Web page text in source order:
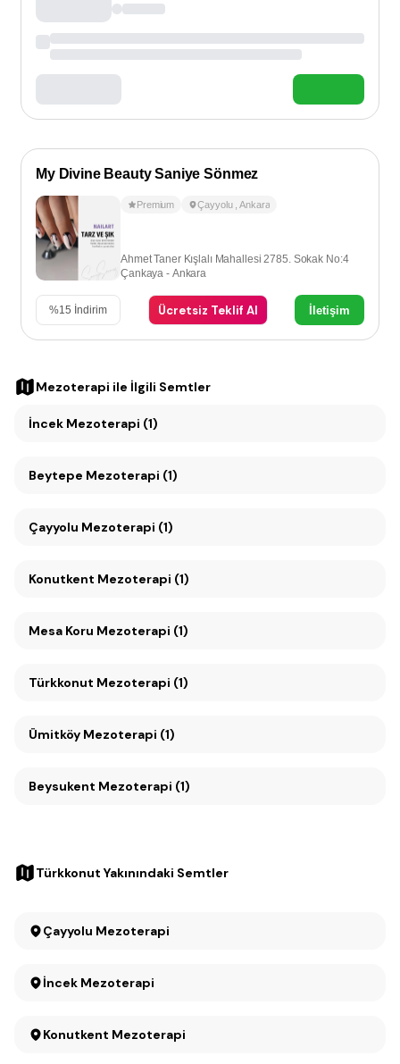
My Divine Beauty Saniye Sönmez
Premium Çayyolu ,Ankara
Ahmet Taner Kışlalı Mahallesi 2785. Sokak No:4
Çankaya - Ankara
%15 İndirim Ücretsiz Teklif Al İletişim
Mezoterapi ile İlgili Semtler
İncek Mezoterapi (1)
Beytepe Mezoterapi (1)
Çayyolu Mezoterapi (1)
Konutkent Mezoterapi (1)
Mesa Koru Mezoterapi (1)
Türkkonut Mezoterapi (1)
Ümitköy Mezoterapi (1)
Beysukent Mezoterapi (1)
Türkkonut Yakınındaki Semtler
Çayyolu Mezoterapi
İncek Mezoterapi
Konutkent Mezoterapi